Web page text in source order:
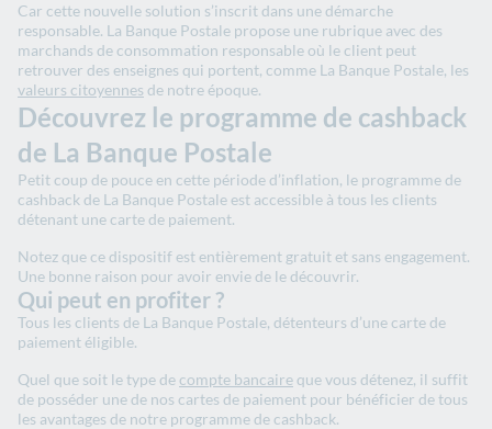
Car cette nouvelle solution s’inscrit dans une démarche
responsable. La Banque Postale propose une rubrique avec des
marchands de consommation responsable où le client peut
retrouver des enseignes qui portent, comme La Banque Postale, les
valeurs citoyennes de notre époque.
Découvrez le programme de cashback
de La Banque Postale
Petit coup de pouce en cette période d’inflation, le programme de
cashback de La Banque Postale est accessible à tous les clients
détenant une carte de paiement.
Notez que ce dispositif est entièrement gratuit et sans engagement.
Une bonne raison pour avoir envie de le découvrir.
Qui peut en profiter ?
Tous les clients de La Banque Postale, détenteurs d’une carte de
paiement éligible.
Quel que soit le type de compte bancaireque vous détenez, il suffit
de posséder une de nos cartes de paiement pour bénéficier de tous
les avantages de notre programme de cashback.